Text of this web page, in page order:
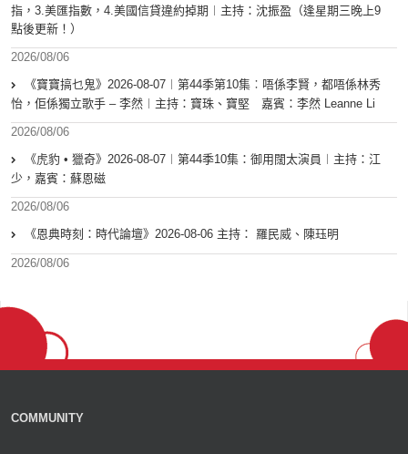
指，3.美匯指數，4.美國信貸違約掉期︱主持：沈振盈（逢星期三晚上9
點後更新！）
2026/08/06
《寶寶搞乜鬼》2026-08-07︱第44季第10集︰唔係李賢，都唔係林秀
怡，佢係獨立歌手 – 李然︱主持：寶珠、寶堅 嘉賓：李然 Leanne Li
2026/08/06
《虎豹 • 獵奇》2026-08-07︱第44季10集：御用闊太演員︱主持：江
少，嘉賓：蘇恩磁
2026/08/06
《恩典時刻：時代論壇》2026-08-06 主持： 羅民威、陳珏明
2026/08/06
COMMUNITY